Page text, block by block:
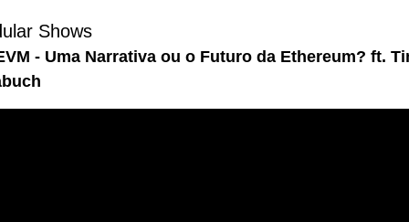
Shows
- Uma Narrativa ou o Futuro da Ethereum? ft.